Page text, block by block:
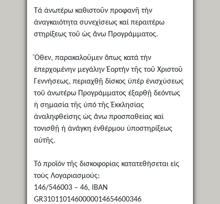
Τά ἀνωτέρω καθιστοῦν προφανῆ τήν
ἀναγκαιότητα συνεχίσεως καί περαιτέρω
στηρίξεως τοῦ ὡς ἄνω Προγράμματος.
Ὅθεν, παρακαλοῦμεν ὅπως κατά τήν
ἐπερχομένην μεγάλην Ἑορτήν τῆς τοῦ Χριστοῦ
Γεννήσεως, περιαχθῇ δίσκος ὑπέρ ἐνισχύσεως
τοῦ ἀνωτέρω Προγράμματος ἐξαρθῇ δεόντως
ἡ σημασία τῆς ὑπό τῆς Ἐκκλησίας
ἀναληφθείσης ὡς ἄνω προσπαθείας καί
τονισθῇ ἡ ἀνάγκη ἐνθέρμου ὑποστηρίξεως
αὐτῆς.
Τό προϊόν τῆς δισκοφορίας κατατεθήσεται εἰς
τούς Λογαριασμούς:
146/546003 – 46, ΙΒΑΝ
GR3101101460000014654600346